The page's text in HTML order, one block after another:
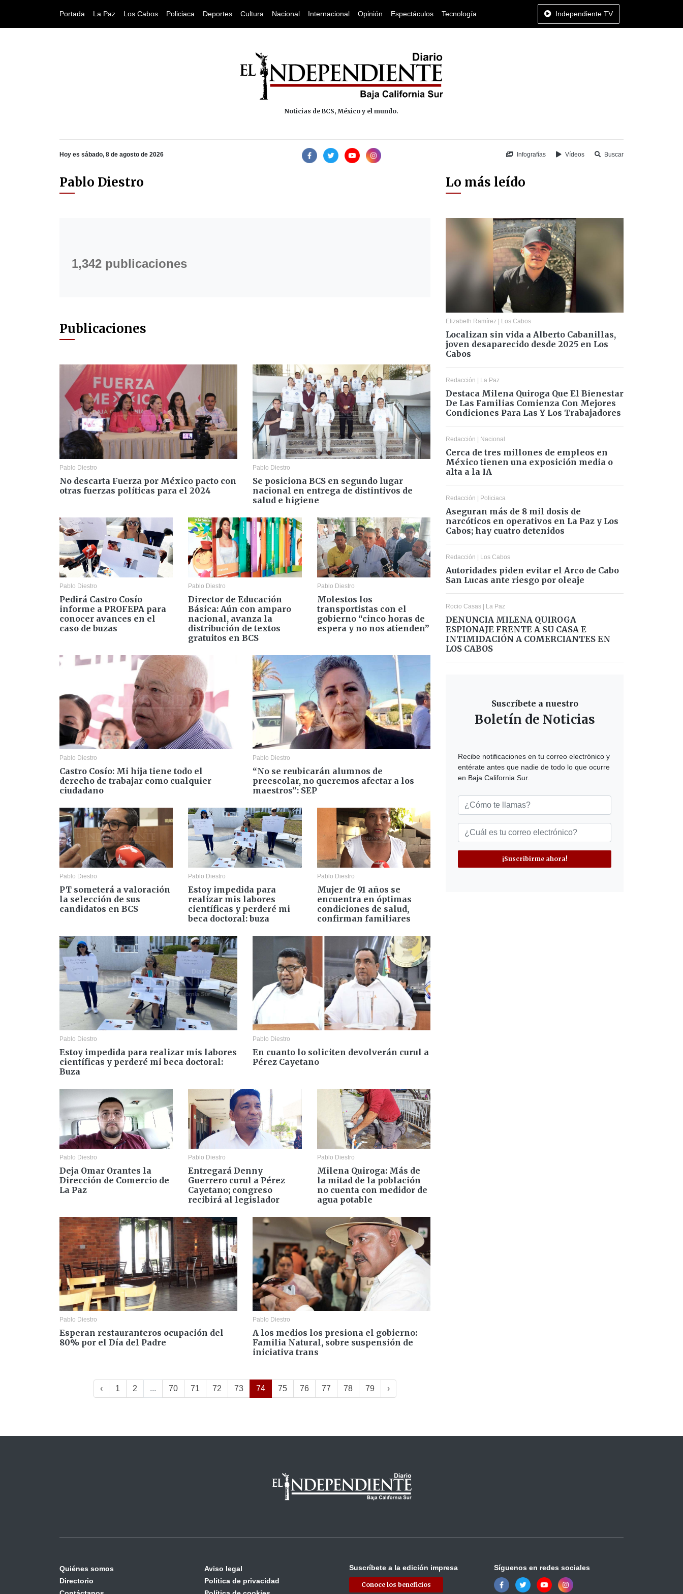
Portada La Paz Los Cabos Policiaca Deportes Cultura Nacional Internacional Opinión Espectáculos Tecnología Independiente TV
Noticias de BCS, México y el mundo.
Hoy es sábado, 8 de agosto de 2026 Infografías Vídeos Buscar
Pablo Diestro
1,342 publicaciones
Publicaciones
Pablo Diestro
No descarta Fuerza por México pacto con
otras fuerzas políticas para el 2024
Pablo Diestro
Se posiciona BCS en segundo lugar
nacional en entrega de distintivos de
salud e higiene
Pablo Diestro
Pedirá Castro Cosío
informe a PROFEPA para
conocer avances en el
caso de buzas
Pablo Diestro
Director de Educación
Básica: Aún con amparo
nacional, avanza la
distribución de textos
gratuitos en BCS
Pablo Diestro
Molestos los
transportistas con el
gobierno “cinco horas de
espera y no nos atienden”
Pablo Diestro
Castro Cosío: Mi hija tiene todo el
derecho de trabajar como cualquier
ciudadano
Pablo Diestro
“No se reubicarán alumnos de
preescolar, no queremos afectar a los
maestros”: SEP
Pablo Diestro
PT someterá a valoración
la selección de sus
candidatos en BCS
Pablo Diestro
Estoy impedida para
realizar mis labores
científicas y perderé mi
beca doctoral: buza
Pablo Diestro
Mujer de 91 años se
encuentra en óptimas
condiciones de salud,
confirman familiares
Pablo Diestro
Estoy impedida para realizar mis labores
científicas y perderé mi beca doctoral:
Buza
Pablo Diestro
En cuanto lo soliciten devolverán curul a
Pérez Cayetano
Pablo Diestro
Deja Omar Orantes la
Dirección de Comercio de
La Paz
Pablo Diestro
Entregará Denny
Guerrero curul a Pérez
Cayetano; congreso
recibirá al legislador
Pablo Diestro
Milena Quiroga: Más de
la mitad de la población
no cuenta con medidor de
agua potable
Pablo Diestro
Esperan restauranteros ocupación del
80% por el Día del Padre
Pablo Diestro
A los medios los presiona el gobierno:
Familia Natural, sobre suspensión de
iniciativa trans
‹ 1 2 ... 70 71 72 73 74 75 76 77 78 79 ›
Lo más leído
Elizabeth Ramírez | Los Cabos
Localizan sin vida a Alberto Cabanillas,
joven desaparecido desde 2025 en Los
Cabos
Redacción | La Paz
Destaca Milena Quiroga Que El Bienestar
De Las Familias Comienza Con Mejores
Condiciones Para Las Y Los Trabajadores
Redacción | Nacional
Cerca de tres millones de empleos en
México tienen una exposición media o
alta a la IA
Redacción | Policiaca
Aseguran más de 8 mil dosis de
narcóticos en operativos en La Paz y Los
Cabos; hay cuatro detenidos
Redacción | Los Cabos
Autoridades piden evitar el Arco de Cabo
San Lucas ante riesgo por oleaje
Rocio Casas | La Paz
DENUNCIA MILENA QUIROGA
ESPIONAJE FRENTE A SU CASA E
INTIMIDACIÓN A COMERCIANTES EN
LOS CABOS
Suscríbete a nuestro
Boletín de Noticias
Recibe notificaciones en tu correo electrónico y
entérate antes que nadie de todo lo que ocurre
en Baja California Sur.
¡Suscribirme ahora!
Quiénes somos
Directorio
Aviso legal
Política de privacidad
Suscríbete a la edición impresa
Conoce los beneficios
Síguenos en redes sociales